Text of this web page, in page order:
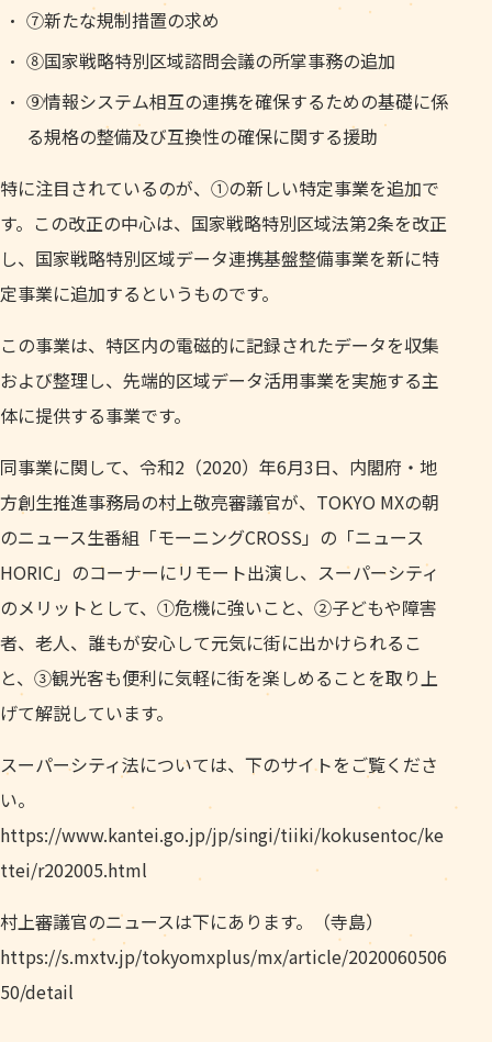
⑦新たな規制措置の求め
⑧国家戦略特別区域諮問会議の所掌事務の追加
⑨情報システム相互の連携を確保するための基礎に係
る規格の整備及び互換性の確保に関する援助
特に注目されているのが、①の新しい特定事業を追加で
す。この改正の中心は、国家戦略特別区域法第2条を改正
し、国家戦略特別区域データ連携基盤整備事業を新に特
定事業に追加するというものです。
この事業は、特区内の電磁的に記録されたデータを収集
および整理し、先端的区域データ活用事業を実施する主
体に提供する事業です。
同事業に関して、令和2（2020）年6月3日、内閣府・地
方創生推進事務局の村上敬亮審議官が、TOKYO MXの朝
のニュース生番組「モーニングCROSS」の「ニュース
HORIC」のコーナーにリモート出演し、スーパーシティ
のメリットとして、①危機に強いこと、②子どもや障害
者、老人、誰もが安心して元気に街に出かけられるこ
と、③観光客も便利に気軽に街を楽しめることを取り上
げて解説しています。
スーパーシティ法については、下のサイトをご覧くださ
い。
https://www.kantei.go.jp/jp/singi/tiiki/kokusentoc/ke
ttei/r202005.html
村上審議官のニュースは下にあります。（寺島）
https://s.mxtv.jp/tokyomxplus/mx/article/2020060506
50/detail